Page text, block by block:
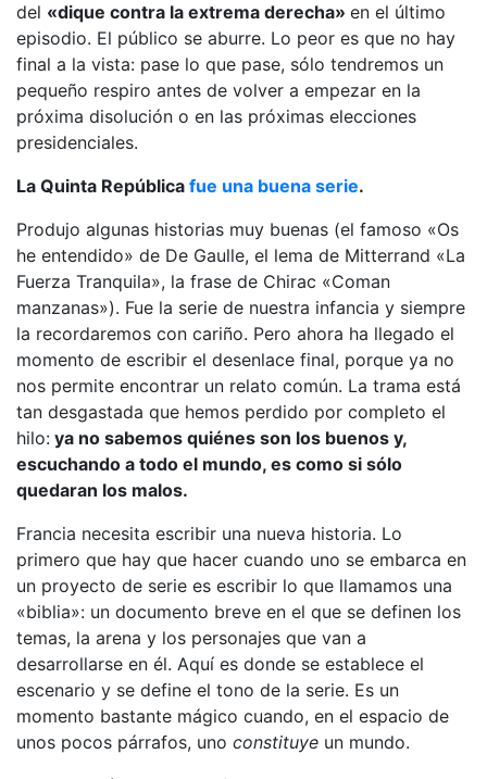
del «dique contra la extrema derecha» en el último
episodio. El público se aburre. Lo peor es que no hay
final a la vista: pase lo que pase, sólo tendremos un
pequeño respiro antes de volver a empezar en la
próxima disolución o en las próximas elecciones
presidenciales.
La Quinta República fue una buena serie.
Produjo algunas historias muy buenas (el famoso «Os
he entendido» de De Gaulle, el lema de Mitterrand «La
Fuerza Tranquila», la frase de Chirac «Coman
manzanas»). Fue la serie de nuestra infancia y siempre
la recordaremos con cariño. Pero ahora ha llegado el
momento de escribir el desenlace final, porque ya no
nos permite encontrar un relato común. La trama está
tan desgastada que hemos perdido por completo el
hilo: ya no sabemos quiénes son los buenos y,
escuchando a todo el mundo, es como si sólo
quedaran los malos.
Francia necesita escribir una nueva historia. Lo
primero que hay que hacer cuando uno se embarca en
un proyecto de serie es escribir lo que llamamos una
«biblia»: un documento breve en el que se definen los
temas, la arena y los personajes que van a
desarrollarse en él. Aquí es donde se establece el
escenario y se define el tono de la serie. Es un
momento bastante mágico cuando, en el espacio de
unos pocos párrafos, uno constituye un mundo.